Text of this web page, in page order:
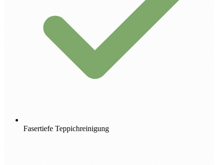
Fasertiefe Teppichreinigung